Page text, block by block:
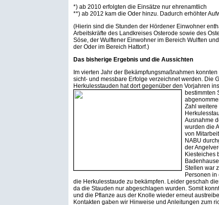
*) ab 2010 erfolgten die Einsätze nur ehrenamtlich
**) ab 2012 kam die Oder hinzu. Dadurch erhöhter
(Hierin sind die Stunden der Hördener Einwohner
Arbeitskräfte des Landkreises Osterode sowie des
Söse, der Wulftener Einwohner im Bereich Wulften
der Oder im Bereich Hattorf.)
Das bisherige Ergebnis und die Aussichten
Im vierten Jahr der Bekämpfungsmaßnahmen
sicht- und messbare Erfolge verzeichnet werden. Die
Herkulesstauden hat dort gegenüber den Vorjahren
bestimmten
Zahl
Ausnahme
wurden die
von
NABU
der
Kiesteiches
Stellen war
Personen in
die Herkulesstaude zu bekämpfen. Leider geschah
da die Stauden nur abgeschlagen wurden. Somit
und die Pflanze aus der Knolle wieder erneut
Kontakten gaben wir Hinweise und Anleitungen zum